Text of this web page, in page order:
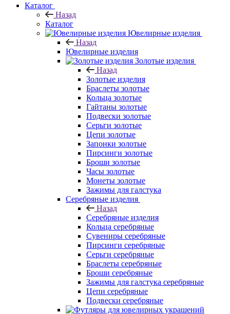
Каталог
Назад
Каталог
Ювелирные изделия
Назад
Ювелирные изделия
Золотые изделия
Назад
Золотые изделия
Браслеты золотые
Кольца золотые
Гайтаны золотые
Подвески золотые
Серьги золотые
Цепи золотые
Запонки золотые
Пирсинги золотые
Броши золотые
Часы золотые
Монеты золотые
Зажимы для галстука
Серебряные изделия
Назад
Серебряные изделия
Кольца серебряные
Сувениры серебряные
Пирсинги серебряные
Серьги серебряные
Браслеты серебряные
Броши серебряные
Зажимы для галстука серебряные
Цепи серебряные
Подвески серебряные